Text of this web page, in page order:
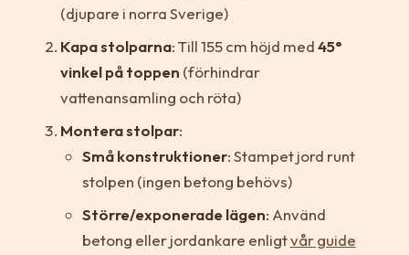
(djupare i norra Sverige)
Kapa stolparna: Till 155 cm höjd med45°
vinkel på toppen (förhindrar
vattenansamling och röta)
Montera stolpar:
Små konstruktioner: Stampet jord runt
stolpen (ingen betong behövs)
Större/exponerade lägen: Använd
betong eller jordankare enligtvår guide